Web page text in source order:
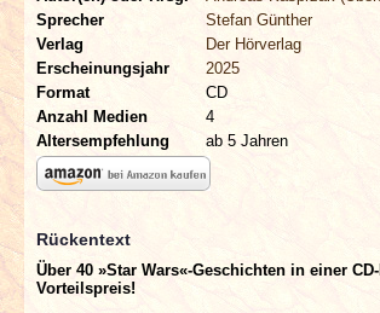
LINKS
ARCHIV
Sprecher
Stefan Günther
Verlag
Der Hörverlag
Erscheinungsjahr
2025
Format
CD
Anzahl Medien
4
Altersempfehlung
ab 5 Jahren
Rückentext
Über 40 »Star Wars«-Geschichten in einer
Vorteilspreis!